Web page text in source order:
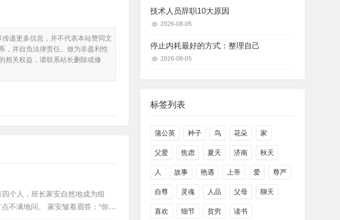
递更多信息，并不代表本站赞同文
，并自负法律责任。做为非盈利性
相关权益，请联系站长删除或修
个人，班长家安自然地成为组
不满地问。 家安皱着眉答：“你们
技术人员辞职10大原因
2026-08-05
停止内耗最好的方式：整理自己
2026-08-05
标签列表
蒲公英 种子 鸟 花朵 家
父爱 焦虑 夏天 济南 秋天
人 故事 艳遇 上帝 爱 尊严
自尊 灵魂 人品 父母 聊天
喜欢 细节 贫穷 读书